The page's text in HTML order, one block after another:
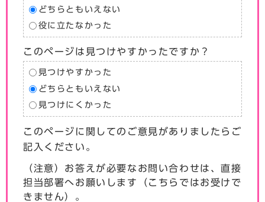
どちらともいえない
役に立たなかった
このページは見つけやすかったですか？
見つけやすかった
どちらともいえない
見つけにくかった
このページに関してのご意見がありましたらご
記入ください。
（注意）お答えが必要なお問い合わせは、直接
担当部署へお願いします（こちらではお受けで
きません）。